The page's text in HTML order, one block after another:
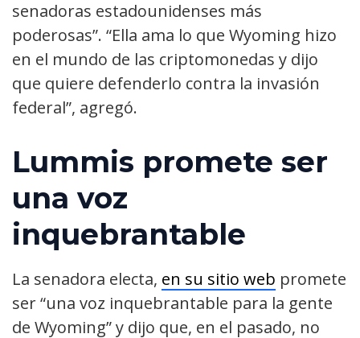
senadoras estadounidenses más
poderosas”. “Ella ama lo que Wyoming hizo
en el mundo de las criptomonedas y dijo
que quiere defenderlo contra la invasión
federal”, agregó.
Lummis promete ser
una voz
inquebrantable
La senadora electa, en su sitio web promete
ser “una voz inquebrantable para la gente
de Wyoming” y dijo que, en el pasado, no